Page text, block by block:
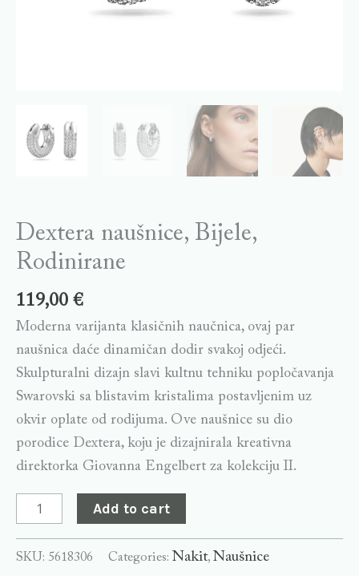
Dextera naušnice, Bijele,
Rodinirane
119,00 €
Moderna varijanta klasičnih naučnica, ovaj par
naušnica daće dinamičan dodir svakoj odjeći.
Skulpturalni dizajn slavi kultnu tehniku popločavanja
Swarovski sa blistavim kristalima postavljenim uz
okvir oplate od rodijuma. Ove naušnice su dio
porodice Dextera, koju je dizajnirala kreativna
direktorka Giovanna Engelbert za kolekciju II.
Add to cart
SKU: 5618306 Categories: Nakit, Naušnice